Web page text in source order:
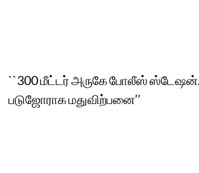
``300 மீட்டர் அருகே போலீஸ்
படுஜோராக மதுவிற்பனை’’